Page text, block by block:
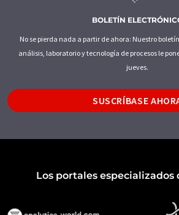
BOLETÍN
No se pierda nada a partir de ahora: Nuestro
análisis, laboratorio y tecnología de procesos le
jueves.
SUSCRÍBASE
Los portales especializados